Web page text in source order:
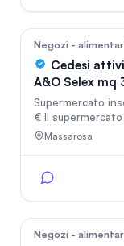
In vetrina
Negozi -
Cedesi
A&O Selex mq
Supermercato
€ Il
Di Mommio comune
addetto piu
dispone di un
30kw dispone di
Massarosa
Negozi -